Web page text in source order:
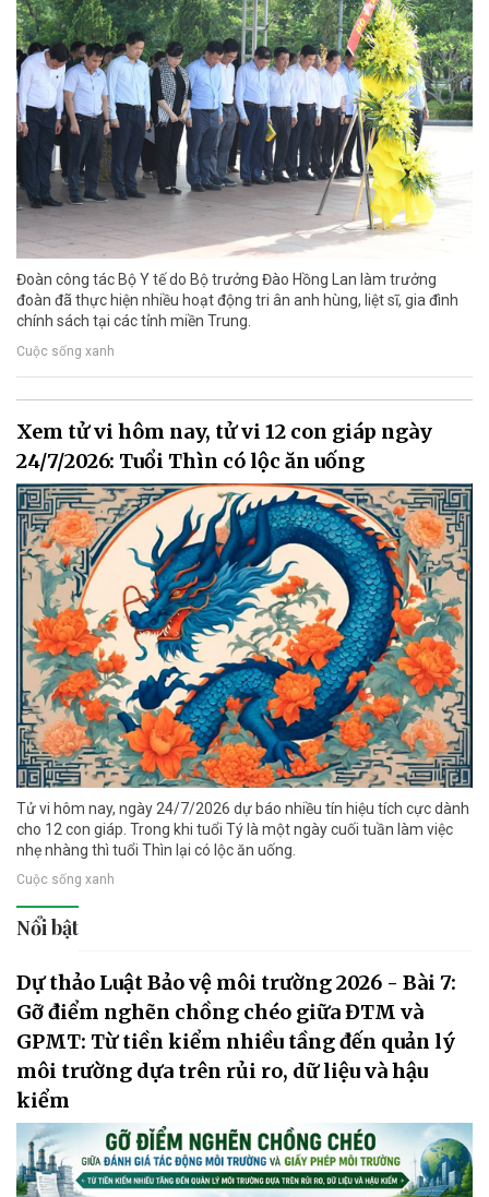
Đoàn công tác Bộ Y tế do Bộ trưởng Đào Hồng Lan làm trưởng
đoàn đã thực hiện nhiều hoạt động tri ân anh hùng, liệt sĩ, gia đình
chính sách tại các tỉnh miền Trung.
Cuộc sống xanh
Xem tử vi hôm nay, tử vi 12 con giáp ngày
24/7/2026: Tuổi Thìn có lộc ăn uống
Tử vi hôm nay, ngày 24/7/2026 dự báo nhiều tín hiệu tích cực dành
cho 12 con giáp. Trong khi tuổi Tý là một ngày cuối tuần làm việc
nhẹ nhàng thì tuổi Thìn lại có lộc ăn uống.
Cuộc sống xanh
Nổi bật
Dự thảo Luật Bảo vệ môi trường 2026 - Bài 7:
Gỡ điểm nghẽn chồng chéo giữa ĐTM và
GPMT: Từ tiền kiểm nhiều tầng đến quản lý
môi trường dựa trên rủi ro, dữ liệu và hậu
kiểm